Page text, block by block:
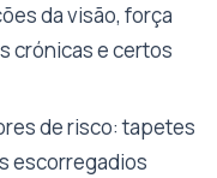
da visão, força
crónicas e certos
de risco: tapetes
escorregadios